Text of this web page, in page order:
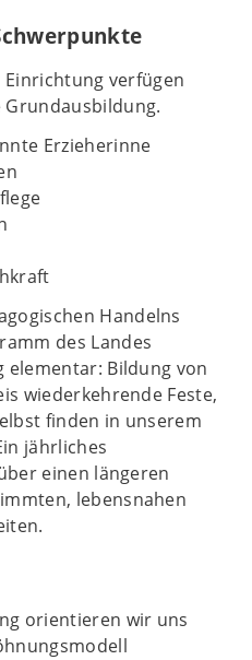
verfügen
Grundausbildung.
Erzieherinne
Handelns
des Landes
elementar: Bildung von
wiederkehrende Feste,
finden in unserem
jährliches
einen längeren
lebensnahen
orientieren wir uns